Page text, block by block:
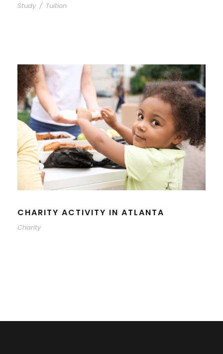
Study / Tuition
CHARITY ACTIVITY IN ATLANTA
Charity